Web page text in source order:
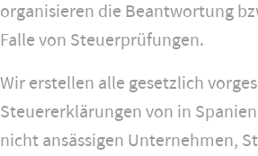
organisieren die Beantwortung
Falle von Steuerprüfungen.
Wir erstellen alle gesetzlich
Steuererklärungen von in
nicht ansässigen Unternehmen,